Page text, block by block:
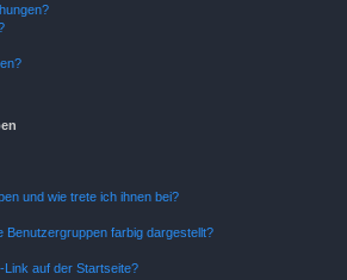
und wie trete ich ihnen bei?
Benutzergruppen farbig dargestellt?
Link auf der Startseite?